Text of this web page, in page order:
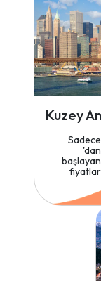
Kuzey
Sadece
'dan
başlayan
fiyatlar